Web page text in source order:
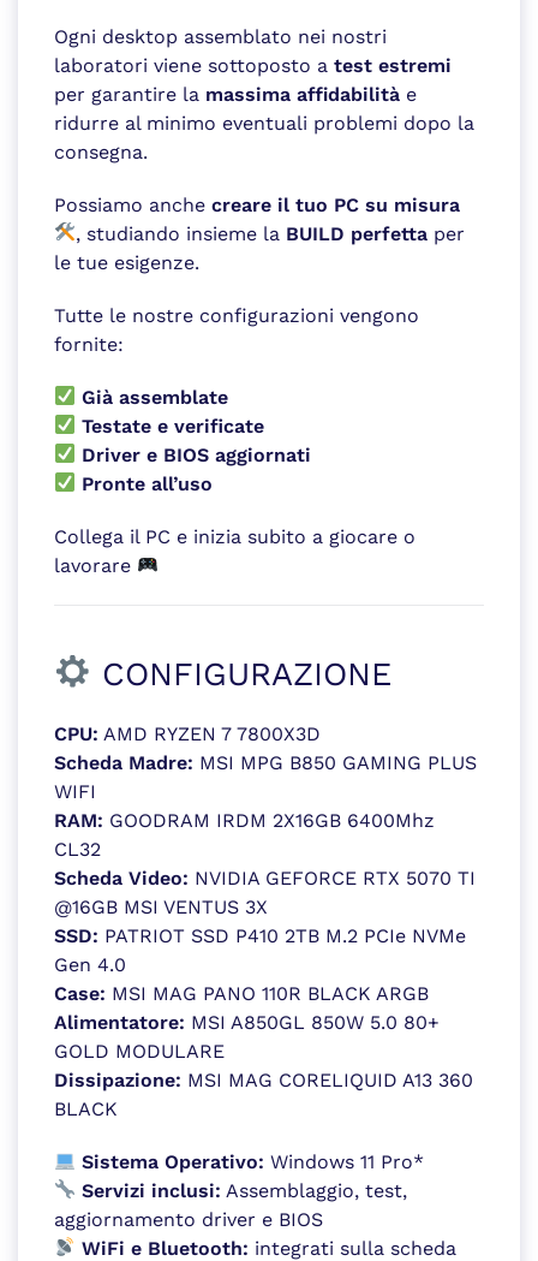
Ogni desktop assemblato nei nostri
laboratori viene sottoposto a test estremi
per garantire la massima affidabilità e
ridurre al minimo eventuali problemi dopo la
consegna.
Possiamo anche creare il tuo PC su misura
, studiando insieme la BUILD perfetta per
le tue esigenze.
Tutte le nostre configurazioni vengono
fornite:
Già assemblate
Testate e verificate
Driver e BIOS aggiornati
Pronte all’uso
Collega il PC e inizia subito a giocare o
lavorare
CONFIGURAZIONE
CPU: AMD RYZEN 7 7800X3D
Scheda Madre: MSI MPG B850 GAMING PLUS
WIFI
RAM: GOODRAM IRDM 2X16GB 6400Mhz
CL32
Scheda Video: NVIDIA GEFORCE RTX 5070 TI
@16GB MSI VENTUS 3X
SSD: PATRIOT SSD P410 2TB M.2 PCIe NVMe
Gen 4.0
Case: MSI MAG PANO 110R BLACK ARGB
Alimentatore: MSI A850GL 850W 5.0 80+
GOLD MODULARE
Dissipazione: MSI MAG CORELIQUID A13 360
BLACK
Sistema Operativo: Windows 11 Pro*
Servizi inclusi: Assemblaggio, test,
aggiornamento driver e BIOS
WiFi e Bluetooth: integrati sulla scheda